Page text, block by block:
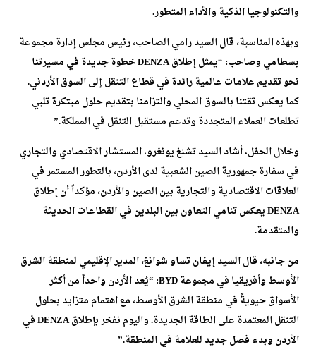
والتكنولوجيا الذكية والأداء المتطور.
وبهذه المناسبة، قال السيد رامي الصاحب، رئيس مجلس إدارة مجموعة
بسطامي وصاحب: “يمثل إطلاق DENZA خطوة جديدة في مسيرتنا
نحو تقديم علامات عالمية رائدة في قطاع التنقل إلى السوق الأردني.
كما يعكس ثقتنا بالسوق المحلي والتزامنا بتقديم حلول مبتكرة تلبي
تطلعات العملاء المتجددة وتدعم مستقبل التنقل في المملكة.”
وخلال الحفل، أشاد السيد تشنغ يونغرو، المستشار الاقتصادي والتجاري
في سفارة جمهورية الصين الشعبية لدى الأردن، بالتطور المستمر في
العلاقات الاقتصادية والتجارية بين الصين والأردن، مؤكداً أن إطلاق
DENZA يعكس تنامي التعاون بين البلدين في القطاعات الحديثة
والمتقدمة.
من جانبه، قال السيد إيفان تساو شوانغ، المدير الإقليمي لمنطقة الشرق
الأوسط وأفريقيا في مجموعة BYD: “يُعد الأردن واحداً من أكثر
الأسواق حيويةً في منطقة الشرق الأوسط، مع اهتمام متزايد بحلول
التنقل المعتمدة على الطاقة الجديدة. واليوم نفخر بإطلاق DENZA في
الأردن وبدء فصل جديد للعلامة في المنطقة.”